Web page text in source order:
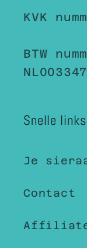
KVK
BTW
Snelle links
Je
Contact